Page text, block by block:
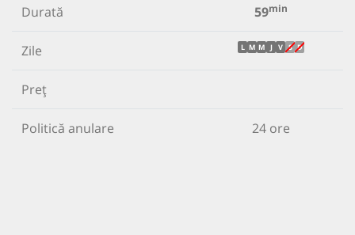
Durată 59min
Zile L M M J V S D
Preț
Politică anulare 24 ore